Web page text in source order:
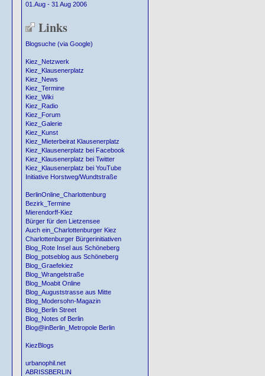
01.Aug - 31 Aug 2006
Links
Blogsuche (via Google)
Kiez_Netzwerk
Kiez_Klausenerplatz
Kiez_News
Kiez_Termine
Kiez_Wiki
Kiez_Radio
Kiez_Forum
Kiez_Galerie
Kiez_Kunst
Kiez_Mieterbeirat Klausenerplatz
Kiez_Klausenerplatz bei Facebook
Kiez_Klausenerplatz bei Twitter
Kiez_Klausenerplatz bei YouTube
Initiative Horstweg/Wundtstraße
BerlinOnline_Charlottenburg
Bezirk_Termine
Mierendorff-Kiez
Bürger für den Lietzensee
Auch ein_Charlottenburger Kiez
Charlottenburger Bürgerinitiativen
Blog_Rote Insel aus Schöneberg
Blog_potseblog aus Schöneberg
Blog_Graefekiez
Blog_Wrangelstraße
Blog_Moabit Online
Blog_Auguststrasse aus Mitte
Blog_Modersohn-Magazin
Blog_Berlin Street
Blog_Notes of Berlin
Blog@inBerlin_Metropole Berlin
KiezBlogs
urbanophil.net
ABRISSBERLIN